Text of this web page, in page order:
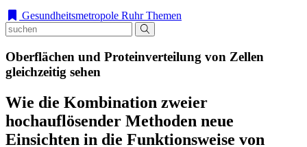
Gesundheitsmetropole Ruhr Themen
Oberflächen und Proteinverteilung von Zellen
gleichzeitig sehen
Wie die Kombination zweier
hochauflösender Methoden neue
Einsichten in die Funktionsweise von